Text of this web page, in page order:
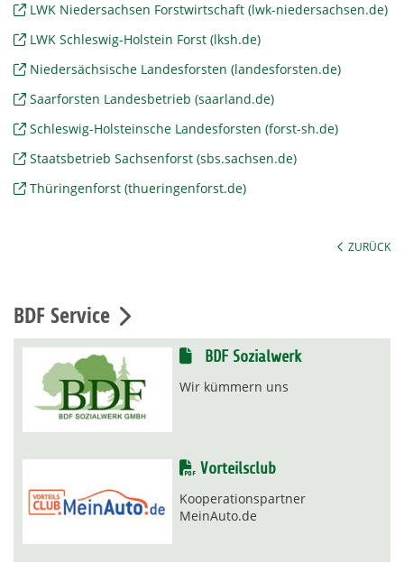
LWK Niedersachsen Forstwirtschaft (lwk-niedersachsen.de)
LWK Schleswig-Holstein Forst (lksh.de)
Niedersächsische Landesforsten (landesforsten.de)
Saarforsten Landesbetrieb (saarland.de)
Schleswig-Holsteinsche Landesforsten (forst-sh.de)
Staatsbetrieb Sachsenforst (sbs.sachsen.de)
Thüringenforst (thueringenforst.de)
ZURÜCK
BDF Service
BDF Sozialwerk
Wir kümmern uns
Vorteilsclub
Kooperationspartner
MeinAuto.de